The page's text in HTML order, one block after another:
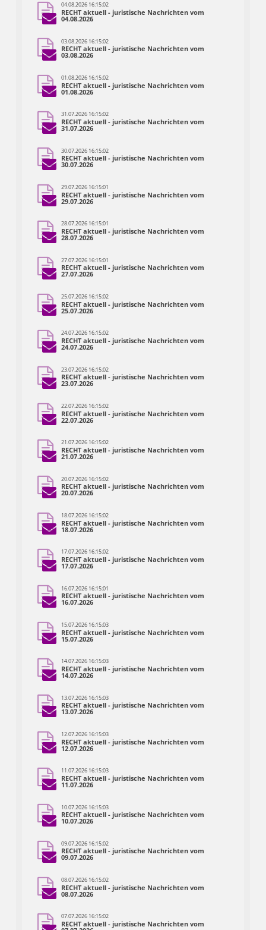
04.08.2026 16:15:02
RECHT aktuell - juristische Nachrichten vom
04.08.2026
03.08.2026 16:15:02
RECHT aktuell - juristische Nachrichten vom
03.08.2026
01.08.2026 16:15:02
RECHT aktuell - juristische Nachrichten vom
01.08.2026
31.07.2026 16:15:02
RECHT aktuell - juristische Nachrichten vom
31.07.2026
30.07.2026 16:15:02
RECHT aktuell - juristische Nachrichten vom
30.07.2026
29.07.2026 16:15:01
RECHT aktuell - juristische Nachrichten vom
29.07.2026
28.07.2026 16:15:01
RECHT aktuell - juristische Nachrichten vom
28.07.2026
27.07.2026 16:15:01
RECHT aktuell - juristische Nachrichten vom
27.07.2026
25.07.2026 16:15:02
RECHT aktuell - juristische Nachrichten vom
25.07.2026
24.07.2026 16:15:02
RECHT aktuell - juristische Nachrichten vom
24.07.2026
23.07.2026 16:15:02
RECHT aktuell - juristische Nachrichten vom
23.07.2026
22.07.2026 16:15:02
RECHT aktuell - juristische Nachrichten vom
22.07.2026
21.07.2026 16:15:02
RECHT aktuell - juristische Nachrichten vom
21.07.2026
20.07.2026 16:15:02
RECHT aktuell - juristische Nachrichten vom
20.07.2026
18.07.2026 16:15:02
RECHT aktuell - juristische Nachrichten vom
18.07.2026
17.07.2026 16:15:02
RECHT aktuell - juristische Nachrichten vom
17.07.2026
16.07.2026 16:15:01
RECHT aktuell - juristische Nachrichten vom
16.07.2026
15.07.2026 16:15:03
RECHT aktuell - juristische Nachrichten vom
15.07.2026
14.07.2026 16:15:03
RECHT aktuell - juristische Nachrichten vom
14.07.2026
13.07.2026 16:15:03
RECHT aktuell - juristische Nachrichten vom
13.07.2026
12.07.2026 16:15:03
RECHT aktuell - juristische Nachrichten vom
12.07.2026
11.07.2026 16:15:03
RECHT aktuell - juristische Nachrichten vom
11.07.2026
10.07.2026 16:15:03
RECHT aktuell - juristische Nachrichten vom
10.07.2026
09.07.2026 16:15:02
RECHT aktuell - juristische Nachrichten vom
09.07.2026
08.07.2026 16:15:02
RECHT aktuell - juristische Nachrichten vom
08.07.2026
07.07.2026 16:15:02
RECHT aktuell - juristische Nachrichten vom